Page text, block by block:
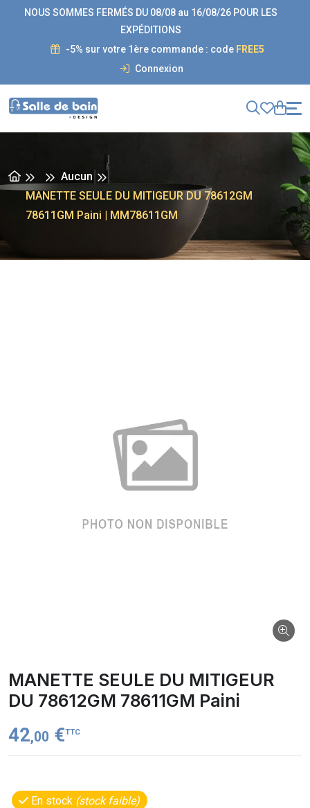
NOUS SOMMES FERMÉS DU 08/08 au 16/08/26 POUR LES
EXPÉDITIONS
-5% sur votre 1ère commande : code FREE5
Connexion
Aucun
MANETTE SEULE DU MITIGEUR DU 78612GM
78611GM Paini | MM78611GM
MANETTE SEULE DU MITIGEUR
DU 78612GM 78611GM Paini
42,00 €TTC
En stock (stock faible)